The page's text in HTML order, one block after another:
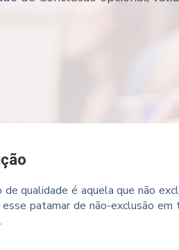
de qualidade é aquela que não
esse patamar de não-exclusão